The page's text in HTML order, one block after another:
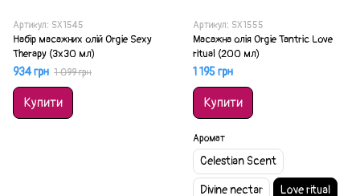
Артикул: SX1545
Набір масажних олій Orgie Sexy
Therapy (3х30 мл)
934 грн 1 099 грн
Купити
Артикул: SX1555
Масажна олія Orgie Tantric Love
ritual (200 мл)
1 195 грн
Купити
Аромат
Celestian Scent
Divine nectar Love ritual